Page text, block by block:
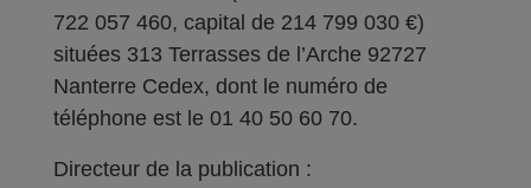
722 057 460, capital de 214 799 030 €)
situées 313 Terrasses de l’Arche 92727
Nanterre Cedex, dont le numéro de
téléphone est le 01 40 50 60 70.
Directeur de la publication :